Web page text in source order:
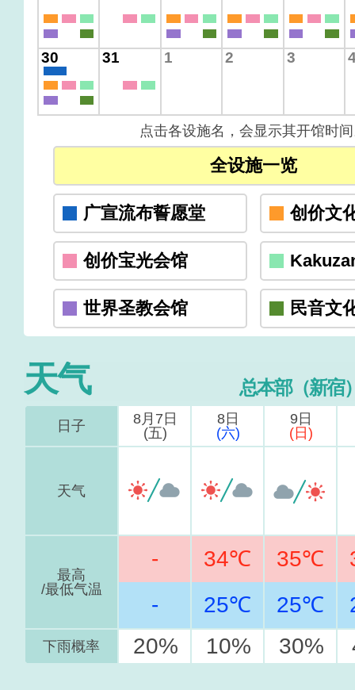
30 31 1 2 3
点击各设施名，会显示其开馆时
全设施一览
广宣流布誓愿堂 创价文
创价宝光会馆
世界圣教会馆 民音文
天气 总本部（新宿
日子
8月7日
(五)
8日
(六)
9日
(日)
天气
最高
/最低气温
-
-
34℃
25℃
35℃
25℃
下雨概率 20% 10% 30%